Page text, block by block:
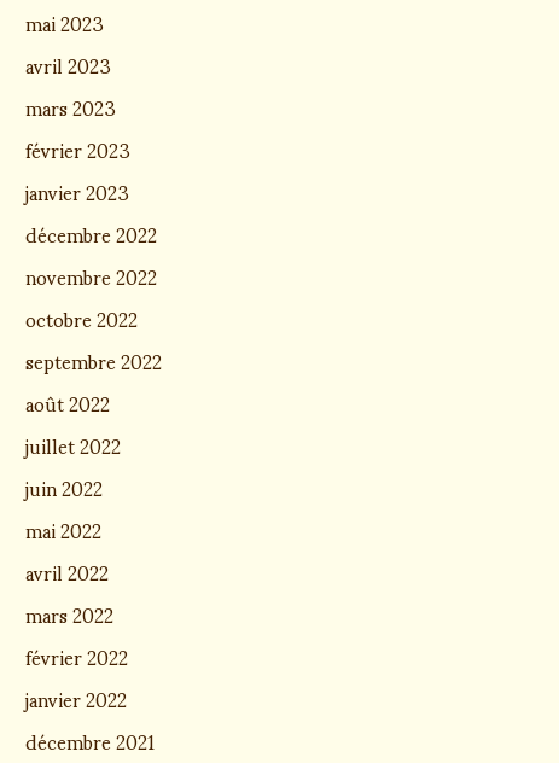
mai 2023
avril 2023
mars 2023
février 2023
janvier 2023
décembre 2022
novembre 2022
octobre 2022
septembre 2022
août 2022
juillet 2022
juin 2022
mai 2022
avril 2022
mars 2022
février 2022
janvier 2022
décembre 2021